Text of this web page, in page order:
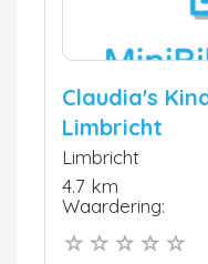
Claudia's
Limbricht
Limbricht
4.7 km
Waardering: